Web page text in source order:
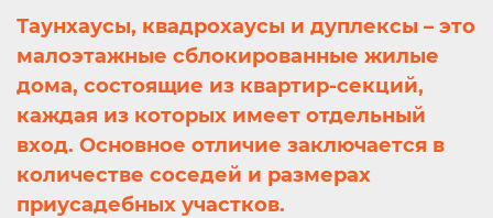
Таунхаусы, квадрохаусы и дуплексы – это
малоэтажные сблокированные жилые
дома, состоящие из квартир-секций,
каждая из которых имеет отдельный
вход. Основное отличие заключается в
количестве соседей и размерах
приусадебных участков.